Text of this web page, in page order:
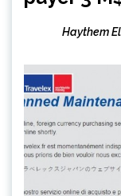
Haythem